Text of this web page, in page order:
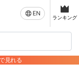
EN
ランキング
見れる